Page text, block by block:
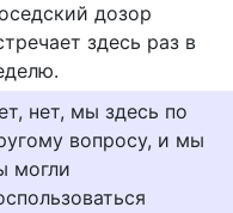
дозор
здесь раз в
нет, мы здесь по
вопросу, и мы
могли